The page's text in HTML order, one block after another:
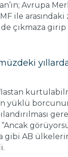
Avrupa
ile arasındaki
çıkmaza
yüklü
gibi AB